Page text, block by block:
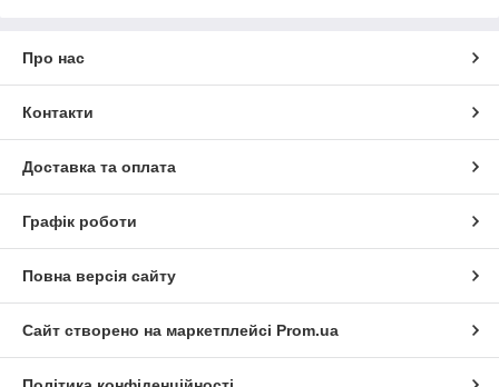
Про нас
Контакти
Доставка та оплата
Графік роботи
Повна версія сайту
Сайт створено на маркетплейсі Prom.ua